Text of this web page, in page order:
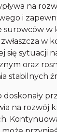
na
i
surowców w
w
się sytuacji
oraz
stabilnych
doskonały
na rozwój